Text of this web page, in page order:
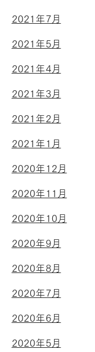
2021年7月
2021年5月
2021年4月
2021年3月
2021年2月
2021年1月
2020年12月
2020年11月
2020年10月
2020年9月
2020年8月
2020年7月
2020年6月
2020年5月